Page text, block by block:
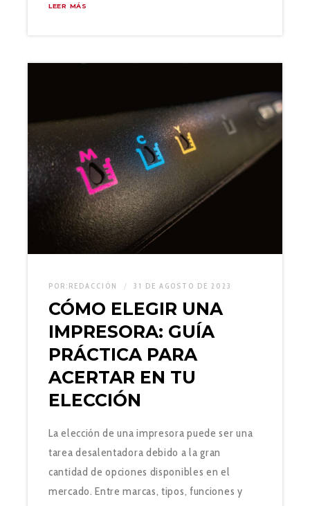
LEER MÁS
POR: REDACCIÓN 31 DE AGOSTO DE 2023
CÓMO ELEGIR UNA
IMPRESORA: GUÍA
PRÁCTICA PARA
ACERTAR EN TU
ELECCIÓN
La elección de una impresora puede ser una
tarea desalentadora debido a la gran
cantidad de opciones disponibles en el
mercado. Entre marcas, tipos, funciones y